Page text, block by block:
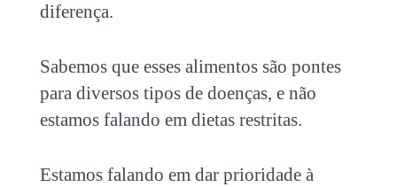
diferença.
Sabemos que esses alimentos são pontes
para diversos tipos de doenças, e não
estamos falando em dietas restritas.
Estamos falando em dar prioridade à